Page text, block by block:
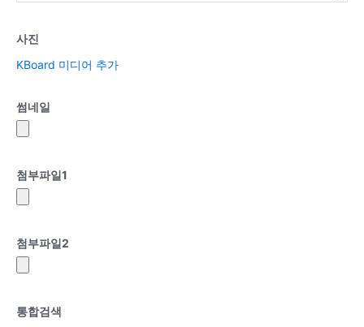
사진
KBoard 미디어 추가
썸네일
첨부파일1
첨부파일2
통합검색